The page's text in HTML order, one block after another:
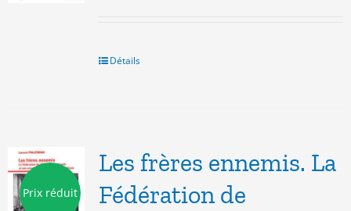
Détails
Prix réduit
Les frères ennemis. La
Fédération de